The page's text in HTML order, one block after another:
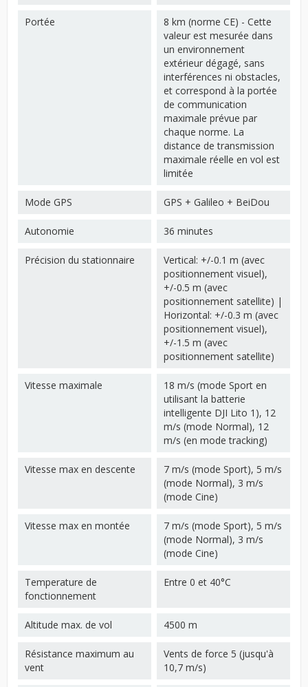
Portée
8 km (norme CE) - Cette
valeur est mesurée dans
un environnement
extérieur dégagé, sans
interférences ni obstacles,
et correspond à la portée
de communication
maximale prévue par
chaque norme. La
distance de transmission
maximale réelle en vol est
limitée
Mode GPS GPS + Galileo + BeiDou
Autonomie 36 minutes
Précision du stationnaire
Vertical: +/-0.1 m (avec
positionnement visuel),
+/-0.5 m (avec
positionnement satellite) |
Horizontal: +/-0.3 m (avec
positionnement visuel),
+/-1.5 m (avec
positionnement satellite)
Vitesse maximale
18 m/s (mode Sport en
utilisant la batterie
intelligente DJI Lito 1), 12
m/s (mode Normal), 12
m/s (en mode tracking)
Vitesse max en descente
7 m/s (mode Sport), 5 m/s
(mode Normal), 3 m/s
(mode Cine)
Vitesse max en montée
7 m/s (mode Sport), 5 m/s
(mode Normal), 3 m/s
(mode Cine)
Temperature de
fonctionnement
Entre 0 et 40°C
Altitude max. de vol 4500 m
Résistance maximum au
vent
Vents de force 5 (jusqu'à
10,7 m/s)